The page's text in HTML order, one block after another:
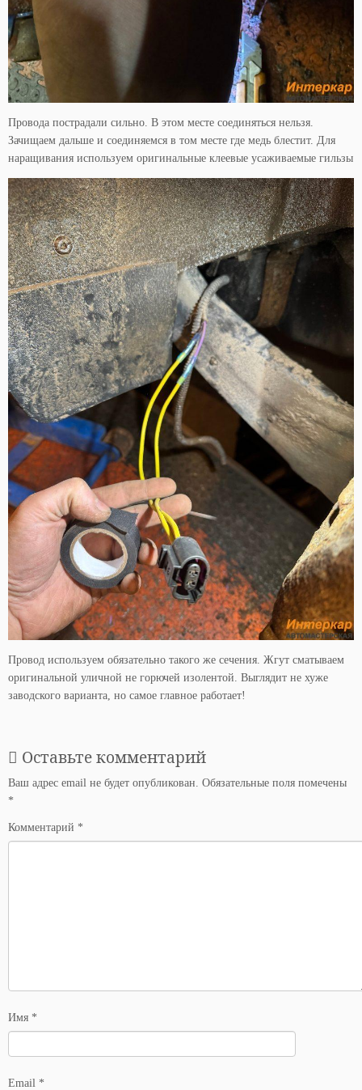
Провода пострадали сильно. В этом месте соединяться нельзя.
Зачищаем дальше и соединяемся в том месте где медь блестит. Для
наращивания используем оригинальные клеевые усаживаемые гильзы
Провод используем обязательно такого же сечения. Жгут сматываем
оригинальной уличной не горючей изолентой. Выглядит не хуже
заводского варианта, но самое главное работает!
Оставьте комментарий
Ваш адрес email не будет опубликован. Обязательные поля помечены
*
Комментарий *
Имя *
Email *